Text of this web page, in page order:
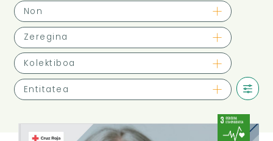
Non
Zeregina
Kolektiboa
Entitatea